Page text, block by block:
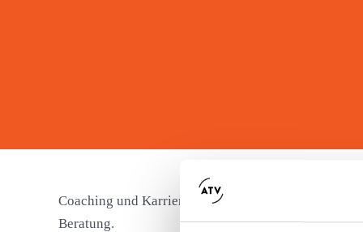
Coaching und Karriereberaterung auf Deutsch und
Beratung.